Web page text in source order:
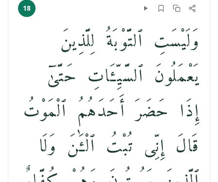
18
وَلَيْسَتِ ٱلتَّوْبَةُ لِلَّذِينَ
يَعْمَلُونَ ٱلسَّيِّـَٔاتِ حَتَّىٰٓ
إِذَا حَضَرَ أَحَدَهُمُ ٱلْمَوْتُ
قَالَ إِنِّى تُبْتُ ٱلْـَٰٔنَ وَلَا